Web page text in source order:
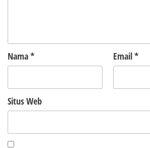
Nama* Email*
Situs Web